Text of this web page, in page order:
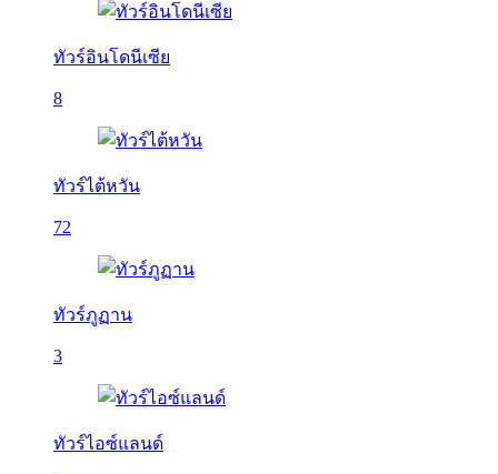
ทัวร์อินโดนีเซีย
8
ทัวร์ไต้หวัน
72
ทัวร์ภูฏาน
3
ทัวร์ไอซ์แลนด์